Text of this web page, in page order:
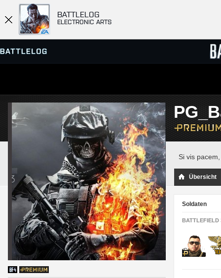
BATTLELOG
ELECTRONIC ARTS
SERVER-BROWSER
MATCHES
Si vis
Übersicht
Soldaten
BATTLEFIELD